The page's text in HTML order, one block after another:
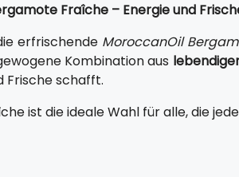
Fraîche – Energie und
erfrischende MoroccanOil
Kombination aus
Frische schafft.
ist die ideale Wahl für alle, die